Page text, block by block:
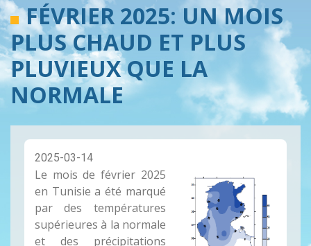
FÉVRIER 2025: UN MOIS
PLUS CHAUD ET PLUS
PLUVIEUX QUE LA
NORMALE
2025-03-14
Le mois de février 2025
en Tunisie a été marqué
par des températures
supérieures à la normale
et des précipitations